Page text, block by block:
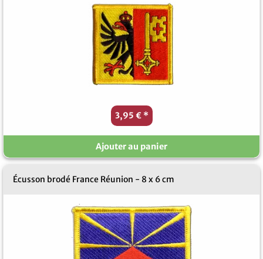
3,95 € *
Ajouter au panier
Écusson brodé France Réunion - 8 x 6 cm